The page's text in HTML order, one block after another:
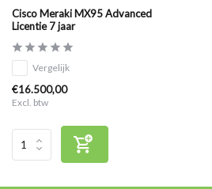
Cisco Meraki MX95 Advanced
Licentie 7 jaar
Vergelijk
€16.500,00
Excl. btw